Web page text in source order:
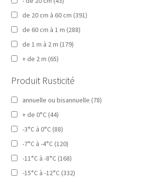
de 20 cm à 60 cm (391)
de 60 cm à 1 m (288)
de 1 m à 2 m (179)
+ de 2 m (65)
Produit Rusticité
annuelle ou bisannuelle (78)
+ de 0°C (44)
-3°C à 0°C (88)
-7°C à -4°C (120)
-11°C à -8°C (168)
-15°C à -12°C (332)